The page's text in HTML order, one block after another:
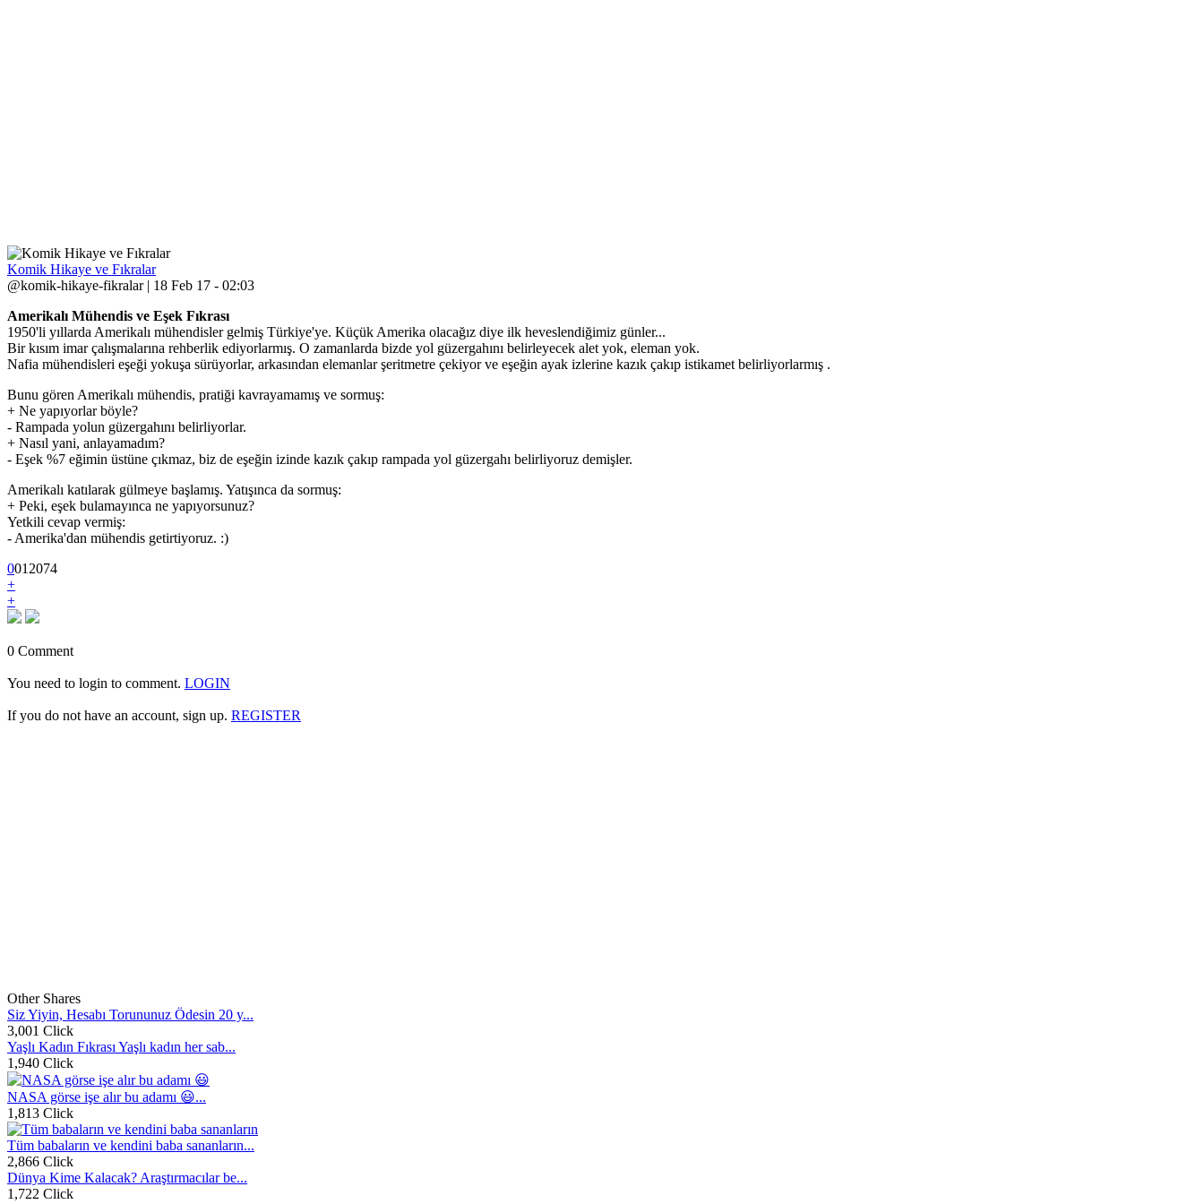
Komik Hikaye ve Fıkralar
@komik-hikaye-fikralar | 18 Feb 17 - 02:03
Amerikalı Mühendis ve Eşek Fıkrası
1950'li yıllarda Amerikalı mühendisler gelmiş Türkiye'ye. Küçük Amerika olacağız diye ilk heveslendiğimiz günler...
Bir kısım imar çalışmalarına rehberlik ediyorlarmış. O zamanlarda bizde yol güzergahını belirleyecek alet yok, eleman yok.
Nafia mühendisleri eşeği yokuşa sürüyorlar, arkasından elemanlar şeritmetre çekiyor ve eşeğin ayak izlerine kazık çakıp istikamet belirliyorlarmış .
Bunu gören Amerikalı mühendis, pratiği kavrayamamış ve sormuş:
+ Ne yapıyorlar böyle?
- Rampada yolun güzergahını belirliyorlar.
+ Nasıl yani, anlayamadım?
- Eşek %7 eğimin üstüne çıkmaz, biz de eşeğin izinde kazık çakıp rampada yol güzergahı belirliyoruz demişler.
Amerikalı katılarak gülmeye başlamış. Yatışınca da sormuş:
+ Peki, eşek bulamayınca ne yapıyorsunuz?
Yetkili cevap vermiş:
- Amerika'dan mühendis getirtiyoruz. :)
001 2074
+
+
0 Comment
You need to login to comment. LOGIN
If you do not have an account, sign up. REGISTER
Other Shares
Siz Yiyin, Hesabı Torununuz Ödesin 20 y...
3,001 Click
Yaşlı Kadın Fıkrası Yaşlı kadın her sab...
1,940 Click
NASA görse işe alır bu adamı 😃...
1,813 Click
Tüm babaların ve kendini baba sananların...
2,866 Click
Dünya Kime Kalacak? Araştırmacılar be...
1,722 Click